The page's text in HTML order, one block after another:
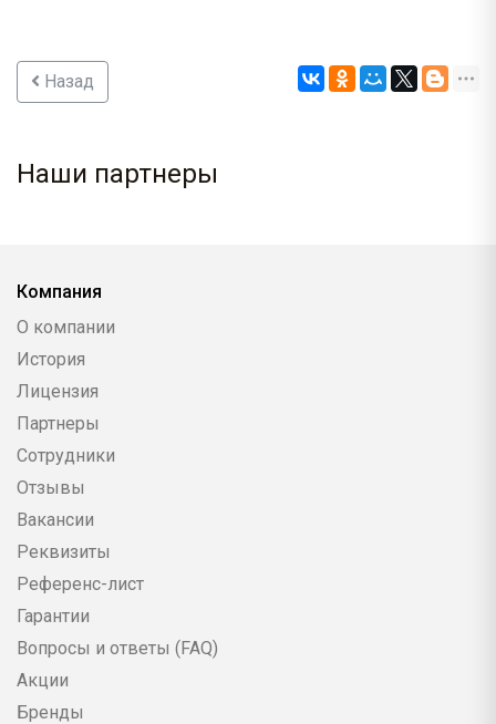
Назад
Наши партнеры
Компания
О компании
История
Лицензия
Партнеры
Сотрудники
Отзывы
Вакансии
Реквизиты
Референс-лист
Гарантии
Вопросы и ответы (FAQ)
Акции
Бренды